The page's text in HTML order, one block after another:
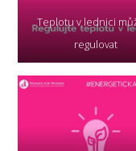
Teplotu v lednici
regulovat